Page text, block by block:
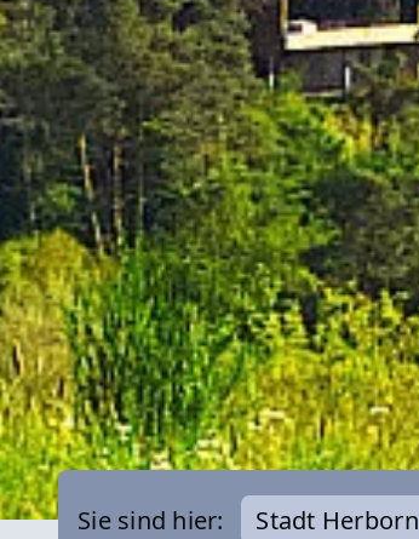
Sie sind hier: Stadt Herborn